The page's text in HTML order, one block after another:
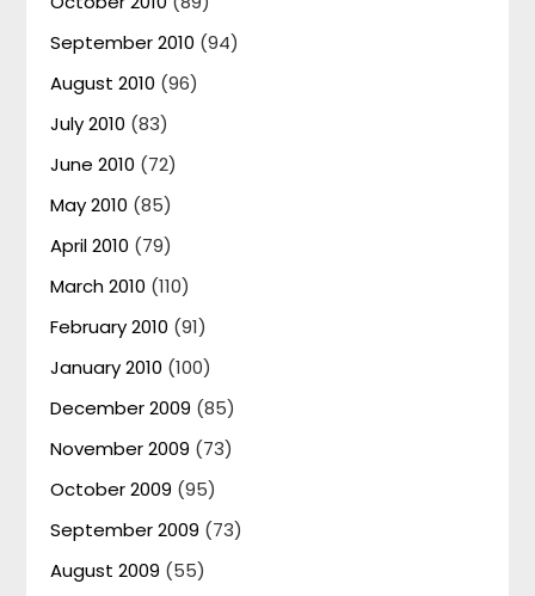
September 2010 (94)
August 2010 (96)
July 2010 (83)
June 2010 (72)
May 2010 (85)
April 2010 (79)
March 2010 (110)
February 2010 (91)
January 2010 (100)
December 2009 (85)
November 2009 (73)
October 2009 (95)
September 2009 (73)
August 2009 (55)